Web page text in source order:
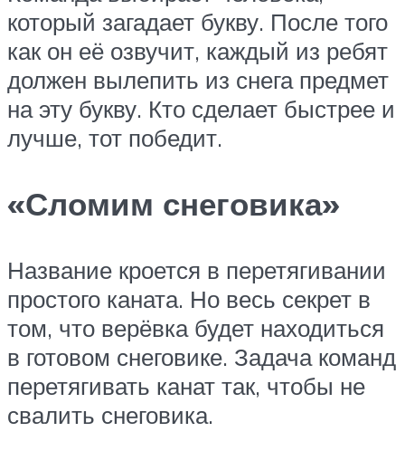
который загадает букву. После того
как он её озвучит, каждый из ребят
должен вылепить из снега предмет
на эту букву. Кто сделает быстрее и
лучше, тот победит.
«Сломим снеговика»
Название кроется в перетягивании
простого каната. Но весь секрет в
том, что верёвка будет находиться
в готовом снеговике. Задача команд
перетягивать канат так, чтобы не
свалить снеговика.